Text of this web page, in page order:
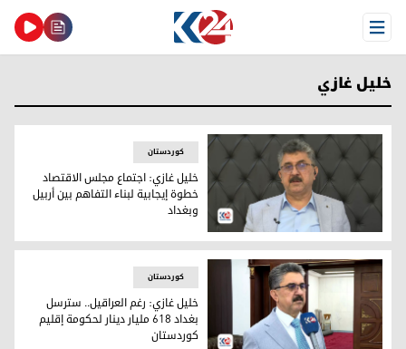
Open Menu
خليل غازي
خليل غازي
کوردستان
خليل غازي: اجتماع مجلس الاقتصاد
خطوة إيجابية لبناء التفاهم بين أربيل
وبغداد
کوردستان
خليل غازي: رغم العراقيل.. سترسل
بغداد 618 مليار دينار لحكومة إقليم
كوردستان